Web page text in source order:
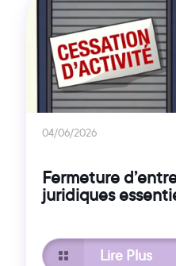
04/06/2026
Fermeture
juridiques
Lire Plus